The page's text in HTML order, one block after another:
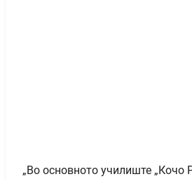
„Во основното училиште „Кочо